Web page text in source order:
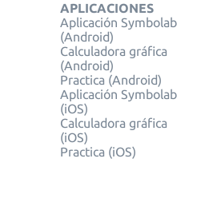
APLICACIONES
Aplicación Symbolab
(Android)
Calculadora gráfica
(Android)
Practica (Android)
Aplicación Symbolab
(iOS)
Calculadora gráfica
(iOS)
Practica (iOS)